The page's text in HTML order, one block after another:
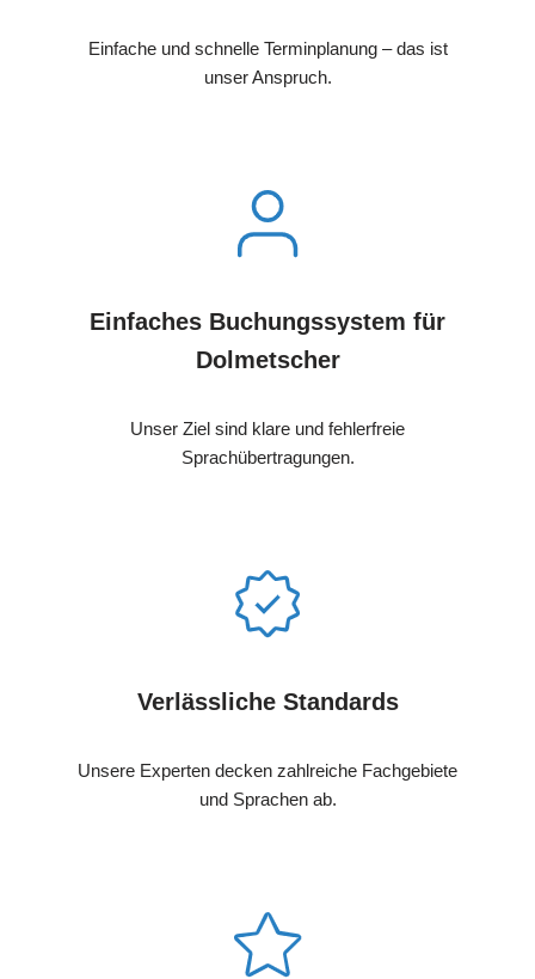
Einfache und schnelle Terminplanung – das ist
unser Anspruch.
Einfaches Buchungssystem für
Dolmetscher
Unser Ziel sind klare und fehlerfreie
Sprachübertragungen.
Verlässliche Standards
Unsere Experten decken zahlreiche Fachgebiete
und Sprachen ab.